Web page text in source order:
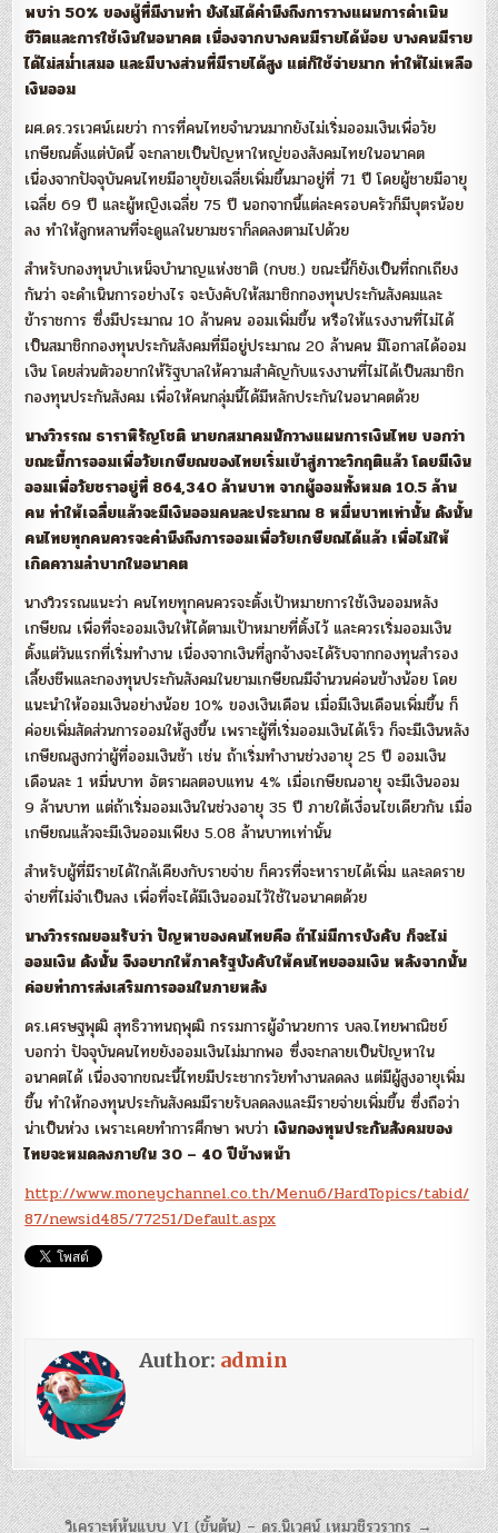
พบว่า 50% ของผู้ที่มีงานทำ ยังไม่ได้คำนึงถึงการวางแผนการดำเนิน
ชีวิตและการใช้เงินในอนาคต เนื่องจากบางคนมีรายได้น้อย บางคนมีราย
ได้ไม่สม่ำเสมอ และมีบางส่วนที่มีรายได้สูง แต่ก็ใช้จ่ายมาก ทำให้ไม่เหลือ
เงินออม
ผศ.ดร.วรเวศน์เผยว่า การที่คนไทยจำนวนมากยังไม่เริ่มออมเงินเพื่อวัย
เกษียณตั้งแต่บัดนี้ จะกลายเป็นปัญหาใหญ่ของสังคมไทยในอนาคต
เนื่องจากปัจจุบันคนไทยมีอายุขัยเฉลี่ยเพิ่มขึ้นมาอยู่ที่ 71 ปี โดยผู้ชายมีอายุ
เฉลี่ย 69 ปี และผู้หญิงเฉลี่ย 75 ปี นอกจากนี้แต่ละครอบครัวก็มีบุตรน้อย
ลง ทำให้ลูกหลานที่จะดูแลในยามชราก็ลดลงตามไปด้วย
สำหรับกองทุนบำเหน็จบำนาญแห่งชาติ (กบช.) ขณะนี้ก็ยังเป็นที่ถกเถียง
กันว่า จะดำเนินการอย่างไร จะบังคับให้สมาชิกกองทุนประกันสังคมและ
ข้าราชการ ซึ่งมีประมาณ 10 ล้านคน ออมเพิ่มขึ้น หรือให้แรงงานที่ไม่ได้
เป็นสมาชิกกองทุนประกันสังคมที่มีอยู่ประมาณ 20 ล้านคน มีโอกาสได้ออม
เงิน โดยส่วนตัวอยากให้รัฐบาลให้ความสำคัญกับแรงงานที่ไม่ได้เป็นสมาชิก
กองทุนประกันสังคม เพื่อให้คนกลุ่มนี้ได้มีหลักประกันในอนาคตด้วย
นางวิวรรณ ธาราหิรัญโชติ นายกสมาคมนักวางแผนการเงินไทย บอกว่า
ขณะนี้การออมเพื่อวัยเกษียณของไทยเริ่มเข้าสู่ภาวะวิกฤติแล้ว โดยมีเงิน
ออมเพื่อวัยชราอยู่ที่ 864,340 ล้านบาท จากผู้ออมทั้งหมด 10.5 ล้าน
คน ทำให้เฉลี่ยแล้วจะมีเงินออมคนละประมาณ 8 หมื่นบาทเท่านั้น ดังนั้น
คนไทยทุกคนควรจะคำนึงถึงการออมเพื่อวัยเกษียณได้แล้ว เพื่อไม่ให้
เกิดความลำบากในอนาคต
นางวิวรรณแนะว่า คนไทยทุกคนควรจะตั้งเป้าหมายการใช้เงินออมหลัง
เกษียณ เพื่อที่จะออมเงินให้ได้ตามเป้าหมายที่ตั้งไว้ และควรเริ่มออมเงิน
ตั้งแต่วันแรกที่เริ่มทำงาน เนื่องจากเงินที่ลูกจ้างจะได้รับจากกองทุนสำรอง
เลี้ยงชีพและกองทุนประกันสังคมในยามเกษียณมีจำนวนค่อนข้างน้อย โดย
แนะนำให้ออมเงินอย่างน้อย 10% ของเงินเดือน เมื่อมีเงินเดือนเพิ่มขึ้น ก็
ค่อยเพิ่มสัดส่วนการออมให้สูงขึ้น เพราะผู้ที่เริ่มออมเงินได้เร็ว ก็จะมีเงินหลัง
เกษียณสูงกว่าผู้ที่ออมเงินช้า เช่น ถ้าเริ่มทำงานช่วงอายุ 25 ปี ออมเงิน
เดือนละ 1 หมื่นบาท อัตราผลตอบแทน 4% เมื่อเกษียณอายุ จะมีเงินออม
9 ล้านบาท แต่ถ้าเริ่มออมเงินในช่วงอายุ 35 ปี ภายใต้เงื่อนไขเดียวกัน เมื่อ
เกษียณแล้วจะมีเงินออมเพียง 5.08 ล้านบาทเท่านั้น
สำหรับผู้ที่มีรายได้ใกล้เคียงกับรายจ่าย ก็ควรที่จะหารายได้เพิ่ม และลดราย
จ่ายที่ไม่จำเป็นลง เพื่อที่จะได้มีเงินออมไว้ใช้ในอนาคตด้วย
นางวิวรรณยอมรับว่า ปัญหาของคนไทยคือ ถ้าไม่มีการบังคับ ก็จะไม่
ออมเงิน ดังนั้น จึงอยากให้ภาครัฐบังคับให้คนไทยออมเงิน หลังจากนั้น
ค่อยทำการส่งเสริมการออมในภายหลัง
ดร.เศรษฐพุฒิ สุทธิวาทนฤพุฒิ กรรมการผู้อำนวยการ บลจ.ไทยพาณิชย์
บอกว่า ปัจจุบันคนไทยยังออมเงินไม่มากพอ ซึ่งจะกลายเป็นปัญหาใน
อนาคตได้ เนื่องจากขณะนี้ไทยมีประชากรวัยทำงานลดลง แต่มีผู้สูงอายุเพิ่ม
ขึ้น ทำให้กองทุนประกันสังคมมีรายรับลดลงและมีรายจ่ายเพิ่มขึ้น ซึ่งถือว่า
น่าเป็นห่วง เพราะเคยทำการศึกษา พบว่า เงินกองทุนประกันสังคมของ
ไทยจะหมดลงภายใน 30 – 40 ปีข้างหน้า
http://www.moneychannel.co.th/Menu6/HardTopics/tabid/
87/newsid485/77251/Default.aspx
Author: admin
วิเคราะห์หุ้นแบบ VI (ขั้นต้น) – ดร.นิเวศน์ เหมวชิรวรากร →